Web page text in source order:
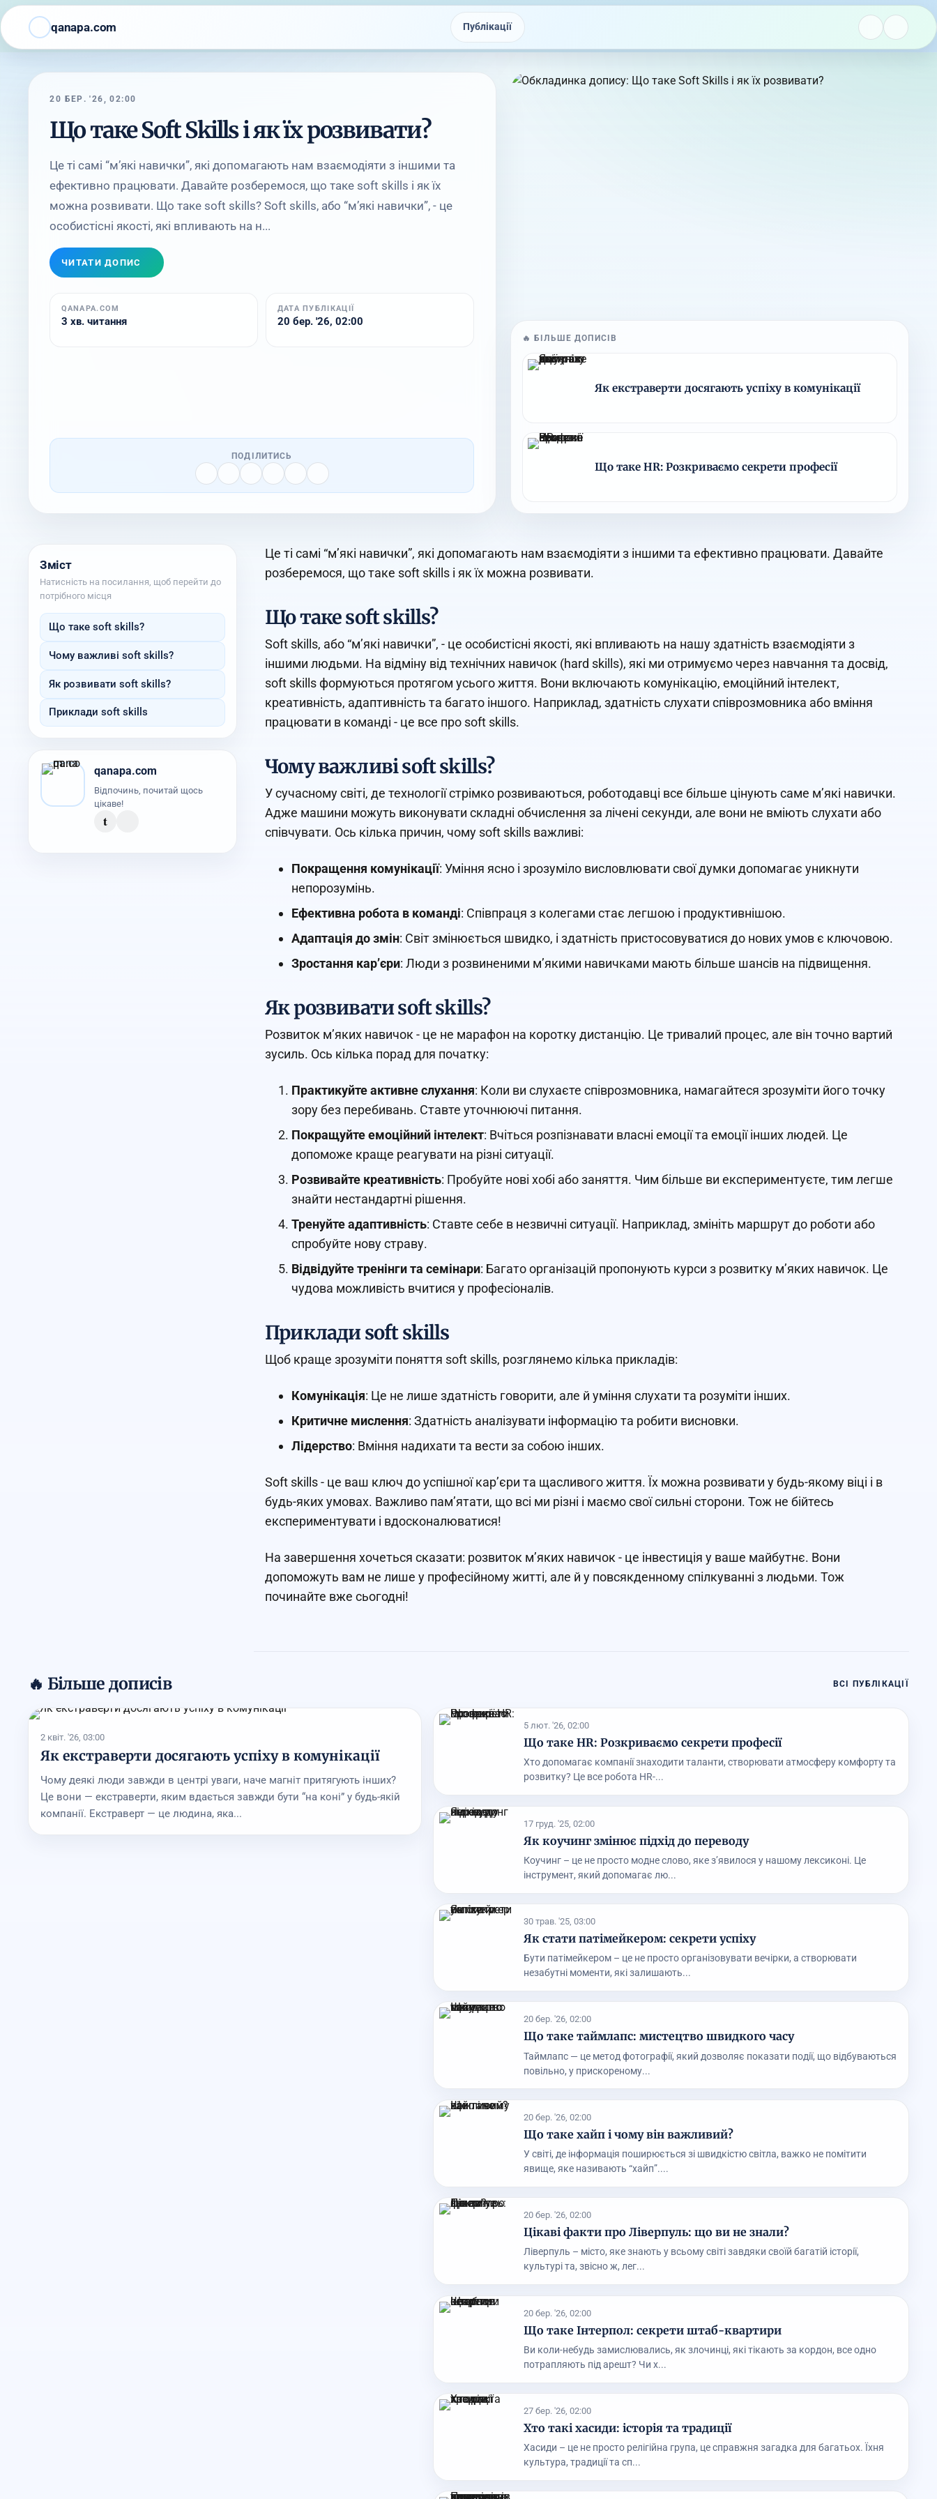
qanapa.com Публікації
20 БЕР. '26, 02:00
Що таке Soft Skills і як їх розвивати?
Це ті самі “м’які навички”, які допомагають нам взаємодіяти з іншими та
ефективно працювати. Давайте розберемося, що таке soft skills і як їх
можна розвивати. Що таке soft skills? Soft skills, або “м’які навички”, - це
особистісні якості, які впливають на н...
ЧИТАТИ ДОПИС
QANAPA.COM
3 хв. читання
ДАТА ПУБЛІКАЦІЇ
20 бер. '26, 02:00
ПОДІЛИТИСЬ
🔥 БІЛЬШЕ ДОПИСІВ
Як екстраверти досягають успіху в комунікації
Що таке HR: Розкриваємо секрети професії
Зміст
Натисність на посилання, щоб перейти до
потрібного місця
Що таке soft skills?
Чому важливі soft skills?
Як розвивати soft skills?
Приклади soft skills
qanapa.com
Відпочинь, почитай щось
цікаве!
t
Це ті самі “м’які навички”, які допомагають нам взаємодіяти з іншими та ефективно працювати. Давайте
розберемося, що таке soft skills і як їх можна розвивати.
Що таке soft skills?
Soft skills, або “м’які навички”, - це особистісні якості, які впливають на нашу здатність взаємодіяти з
іншими людьми. На відміну від технічних навичок (hard skills), які ми отримуємо через навчання та досвід,
soft skills формуються протягом усього життя. Вони включають комунікацію, емоційний інтелект,
креативність, адаптивність та багато іншого. Наприклад, здатність слухати співрозмовника або вміння
працювати в команді - це все про soft skills.
Чому важливі soft skills?
У сучасному світі, де технології стрімко розвиваються, роботодавці все більше цінують саме м’які навички.
Адже машини можуть виконувати складні обчислення за лічені секунди, але вони не вміють слухати або
співчувати. Ось кілька причин, чому soft skills важливі:
Покращення комунікації: Уміння ясно і зрозуміло висловлювати свої думки допомагає уникнути
непорозумінь.
Ефективна робота в команді: Співпраця з колегами стає легшою і продуктивнішою.
Адаптація до змін: Світ змінюється швидко, і здатність пристосовуватися до нових умов є ключовою.
Зростання кар’єри: Люди з розвиненими м’якими навичками мають більше шансів на підвищення.
Як розвивати soft skills?
Розвиток м’яких навичок - це не марафон на коротку дистанцію. Це тривалий процес, але він точно вартий
зусиль. Ось кілька порад для початку:
Практикуйте активне слухання: Коли ви слухаєте співрозмовника, намагайтеся зрозуміти його точку
зору без перебивань. Ставте уточнюючі питання.
Покращуйте емоційний інтелект: Вчіться розпізнавати власні емоції та емоції інших людей. Це
допоможе краще реагувати на різні ситуації.
Розвивайте креативність: Пробуйте нові хобі або заняття. Чим більше ви експериментуєте, тим легше
знайти нестандартні рішення.
Тренуйте адаптивність: Ставте себе в незвичні ситуації. Наприклад, змініть маршрут до роботи або
спробуйте нову страву.
Відвідуйте тренінги та семінари: Багато організацій пропонують курси з розвитку м’яких навичок. Це
чудова можливість вчитися у професіоналів.
Приклади soft skills
Щоб краще зрозуміти поняття soft skills, розглянемо кілька прикладів:
Комунікація: Це не лише здатність говорити, але й уміння слухати та розуміти інших.
Критичне мислення: Здатність аналізувати інформацію та робити висновки.
Лідерство: Вміння надихати та вести за собою інших.
Soft skills - це ваш ключ до успішної кар’єри та щасливого життя. Їх можна розвивати у будь-якому віці і в
будь-яких умовах. Важливо пам’ятати, що всі ми різні і маємо свої сильні сторони. Тож не бійтесь
експериментувати і вдосконалюватися!
На завершення хочеться сказати: розвиток м’яких навичок - це інвестиція у ваше майбутнє. Вони
допоможуть вам не лише у професійному житті, але й у повсякденному спілкуванні з людьми. Тож
починайте вже сьогодні!
🔥 Більше дописів ВСІ ПУБЛІКАЦІЇ
2 квіт. '26, 03:00
Як екстраверти досягають успіху в комунікації
Чому деякі люди завжди в центрі уваги, наче магніт притягують інших?
Це вони — екстраверти, яким вдається завжди бути “на коні” у будь-якій
компанії. Екстраверт — це людина, яка...
5 лют. '26, 02:00
Що таке HR: Розкриваємо секрети професії
Хто допомагає компанії знаходити таланти, створювати атмосферу комфорту та
розвитку? Це все робота HR-...
17 груд. '25, 02:00
Як коучинг змінює підхід до переводу
Коучинг – це не просто модне слово, яке з’явилося у нашому лексиконі. Це
інструмент, який допомагає лю...
30 трав. '25, 03:00
Як стати патімейкером: секрети успіху
Бути патімейкером – це не просто організовувати вечірки, а створювати
незабутні моменти, які залишають...
20 бер. '26, 02:00
Що таке таймлапс: мистецтво швидкого часу
Таймлапс — це метод фотографії, який дозволяє показати події, що відбуваються
повільно, у прискореному...
20 бер. '26, 02:00
Що таке хайп і чому він важливий?
У світі, де інформація поширюється зі швидкістю світла, важко не помітити
явище, яке називають “хайп”....
20 бер. '26, 02:00
Цікаві факти про Ліверпуль: що ви не знали?
Ліверпуль – місто, яке знають у всьому світі завдяки своїй багатій історії,
культурі та, звісно ж, лег...
20 бер. '26, 02:00
Що таке Інтерпол: секрети штаб-квартири
Ви коли-небудь замислювались, як злочинці, які тікають за кордон, все одно
потрапляють під арешт? Чи х...
27 бер. '26, 02:00
Хто такі хасиди: історія та традиції
Хасиди – це не просто релігійна група, це справжня загадка для багатьох. Їхня
культура, традиції та сп...